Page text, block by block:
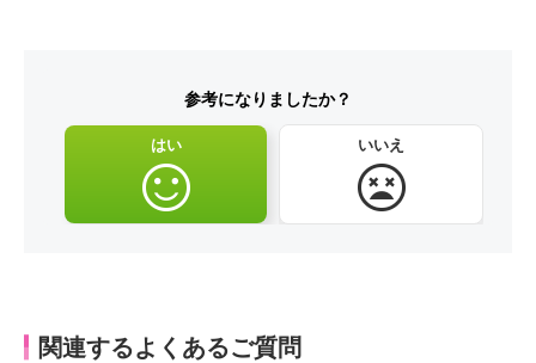
参考になりましたか？
はい いいえ
関連するよくあるご質問